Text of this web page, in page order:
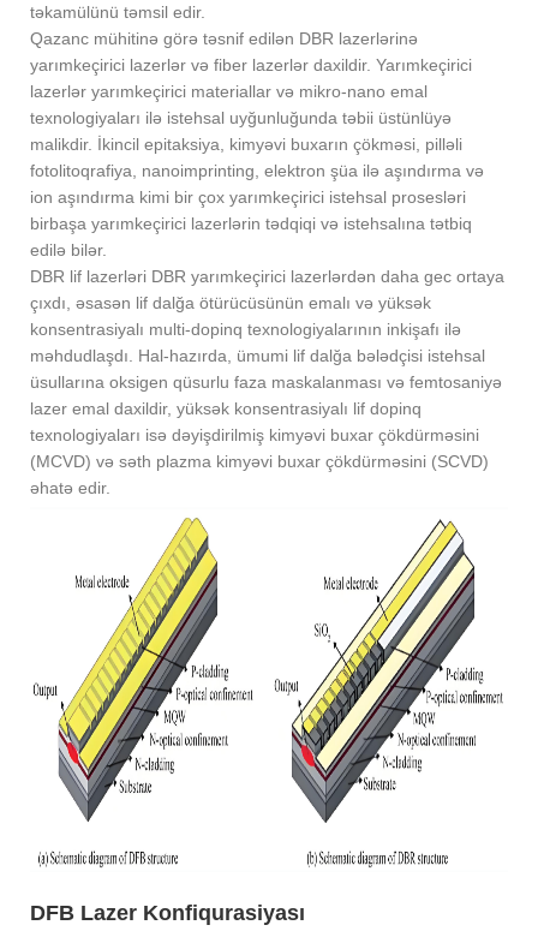
təkamülünü təmsil edir.
Qazanc mühitinə görə təsnif edilən DBR lazerlərinə
yarımkeçirici lazerlər və fiber lazerlər daxildir. Yarımkeçirici
lazerlər yarımkeçirici materiallar və mikro-nano emal
texnologiyaları ilə istehsal uyğunluğunda təbii üstünlüyə
malikdir. İkincil epitaksiya, kimyəvi buxarın çökməsi, pilləli
fotolitoqrafiya, nanoimprinting, elektron şüa ilə aşındırma və
ion aşındırma kimi bir çox yarımkeçirici istehsal prosesləri
birbaşa yarımkeçirici lazerlərin tədqiqi və istehsalına tətbiq
edilə bilər.
DBR lif lazerləri DBR yarımkeçirici lazerlərdən daha gec ortaya
çıxdı, əsasən lif dalğa ötürücüsünün emalı və yüksək
konsentrasiyalı multi-dopinq texnologiyalarının inkişafı ilə
məhdudlaşdı. Hal-hazırda, ümumi lif dalğa bələdçisi istehsal
üsullarına oksigen qüsurlu faza maskalanması və femtosaniyə
lazer emal daxildir, yüksək konsentrasiyalı lif dopinq
texnologiyaları isə dəyişdirilmiş kimyəvi buxar çökdürməsini
(MCVD) və səth plazma kimyəvi buxar çökdürməsini (SCVD)
əhatə edir.
DFB Lazer Konfiqurasiyası